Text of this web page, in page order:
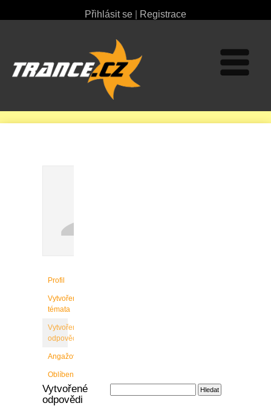
Přihlásit se Registrace
Profil
Vytvořené
témata
Vytvořené
odpovědi
Angažovanost
Oblíbené
Vytvořené
odpovědi